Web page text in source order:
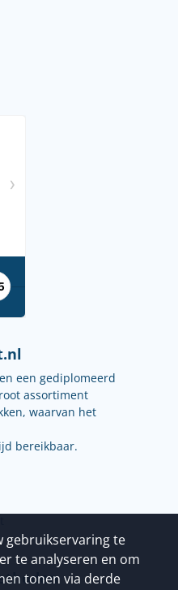
een gediplomeerd
assortiment
waarvan het
bereikbaar.
gebruikservaring te
te analyseren en om
tonen via derde